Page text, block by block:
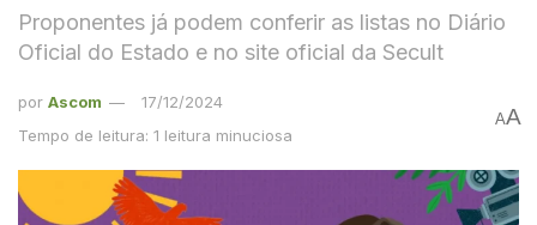
Proponentes já podem conferir as listas no Diário
Oficial do Estado e no site oficial da Secult
por Ascom
17/12/2024
Tempo de leitura: 1 leitura minuciosa
AA